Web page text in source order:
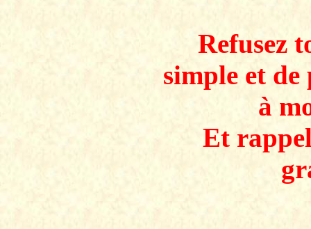
Refusez
simple et
à
Et